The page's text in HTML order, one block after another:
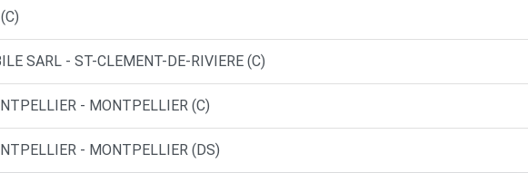
SARL - ST-CLEMENT-DE-RIVIERE (C)
- MONTPELLIER (C)
- MONTPELLIER (DS)